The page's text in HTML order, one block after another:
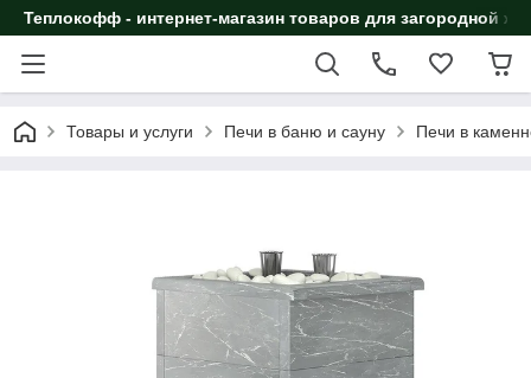
Теплокофф - интернет-магазин товаров для загородной
Товары и услуги Печи в баню и сауну Печи в